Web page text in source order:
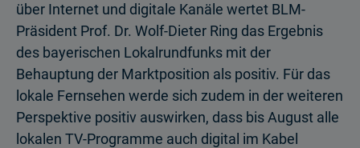
über Internet und digitale Kanäle wertet BLM-
Präsident Prof. Dr. Wolf-Dieter Ring das Ergebnis
des bayerischen Lokalrundfunks mit der
Behauptung der Marktposition als positiv. Für das
lokale Fernsehen werde sich zudem in der weiteren
Perspektive positiv auswirken, dass bis August alle
lokalen TV-Programme auch digital im Kabel